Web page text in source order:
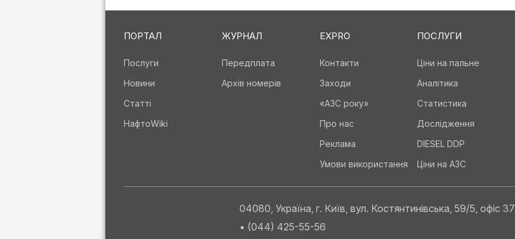
ПОРТАЛ
Послуги
Новини
Статті
НафтоWiki
ЖУРНАЛ
Передплата
Архів номерів
EXPRO
Контакти
Заходи
«АЗС року»
Про нас
Реклама
Умови використання
ПОСЛУГИ
Ціни на пальне
Аналітика
Статистика
Дослідження
DIESEL DDP
Ціни на АЗС
04080, Україна, г. Київ, вул. Костянтинівська, 59/5, офіс 37
• (044) 425-55-56